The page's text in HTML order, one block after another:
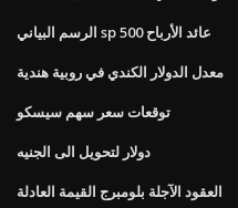
الرسم البياني sp 500 عائد الأرباح
معدل الدولار الكندي في روبية هندية
توقعات سعر سهم سيسكو
دولار لتحويل الى الجنيه
العقود الآجلة بلومبرج القيمة العادلة